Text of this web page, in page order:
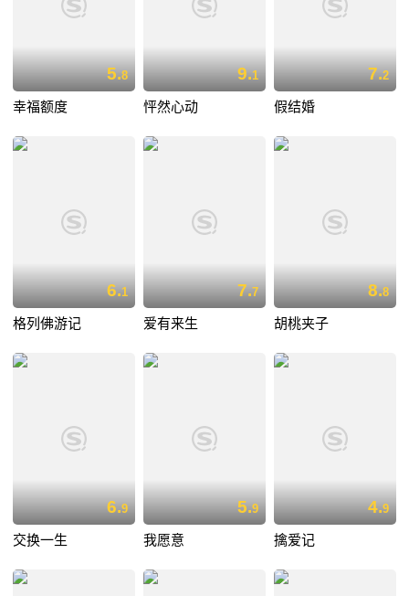
5.8
幸福额度
9.1
怦然心动
7.2
假结婚
6.1
格列佛游记
7.7
爱有来生
8.8
胡桃夹子
6.9
交换一生
5.9
我愿意
4.9
擒爱记